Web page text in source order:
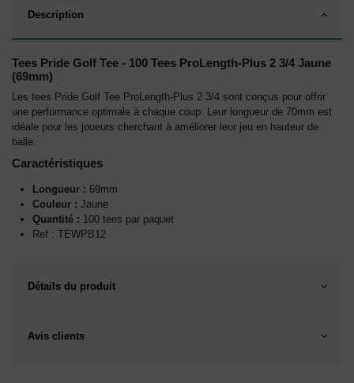
Description
Tees Pride Golf Tee - 100 Tees ProLength-Plus 2 3/4 Jaune
(69mm)
Les tees Pride Golf Tee ProLength-Plus 2 3/4 sont conçus pour offrir
une performance optimale à chaque coup. Leur longueur de 70mm est
idéale pour les joueurs cherchant à améliorer leur jeu en hauteur de
balle.
Caractéristiques
Longueur : 69mm
Couleur : Jaune
Quantité : 100 tees par paquet
Ref : TEWPB12
Détails du produit
Avis clients